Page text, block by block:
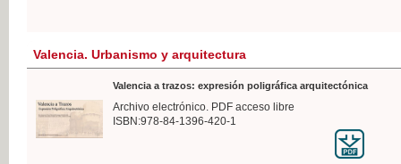
Valencia. Urbanismo y arquitectura
Valencia a trazos: expresión poligráfica arquitectónica
Archivo electrónico. PDF acceso libre
ISBN:978-84-1396-420-1